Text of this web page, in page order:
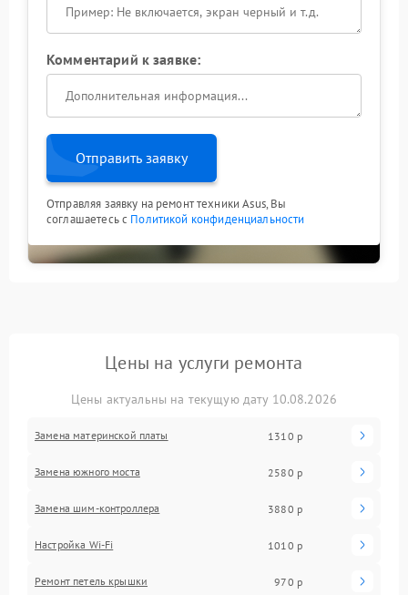
Комментарий к заявке:
Отправить заявку
Отправляя заявку на ремонт техники Asus, Вы
соглашаетесь с Политикой конфиденциальности
Цены на услуги ремонта
Цены актуальны на текущую дату 10.08.2026
Замена материнской платы 1310 р
Замена южного моста 2580 р
Замена шим-контроллера 3880 р
Настройка Wi-Fi 1010 р
Ремонт петель крышки 970 р